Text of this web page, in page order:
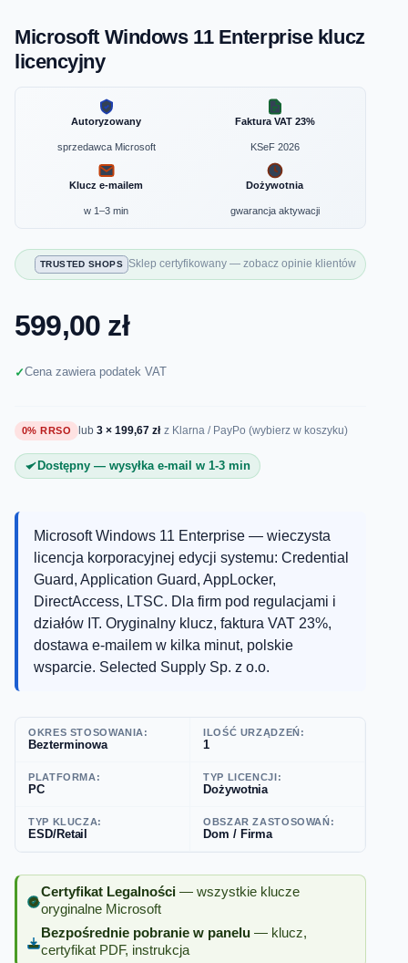
Microsoft Windows 11 Enterprise klucz
licencyjny
599,00 zł
Cena zawiera podatek VAT
0% RRSO lub3 × 199,67 zł z Klarna / PayPo (wybierz w koszyku)
Dostępny — wysyłka e-mail w 1-3 min
Autoryzowany
sprzedawca Microsoft
Faktura VAT 23%
KSeF 2026
Klucz e-mailem
w 1–3 min
Dożywotnia
gwarancja aktywacji
TRUSTED SHOPS Sklep certyfikowany — zobacz opinie klientów
Certyfikat Legalności — wszystkie klucze
oryginalne Microsoft
Bezpośrednie pobranie w panelu — klucz,
certyfikat PDF, instrukcja
OKRES STOSOWANIA:
Bezterminowa
ILOŚĆ URZĄDZEŃ:
1
PLATFORMA:
PC
TYP LICENCJI:
Dożywotnia
TYP KLUCZA:
ESD/Retail
OBSZAR ZASTOSOWAŃ:
Dom / Firma
Microsoft Windows 11 Enterprise — wieczysta
licencja korporacyjnej edycji systemu: Credential
Guard, Application Guard, AppLocker,
DirectAccess, LTSC. Dla firm pod regulacjami i
działów IT. Oryginalny klucz, faktura VAT 23%,
dostawa e-mailem w kilka minut, polskie
wsparcie. Selected Supply Sp. z o.o.